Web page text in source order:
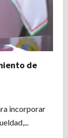
de
incorporar